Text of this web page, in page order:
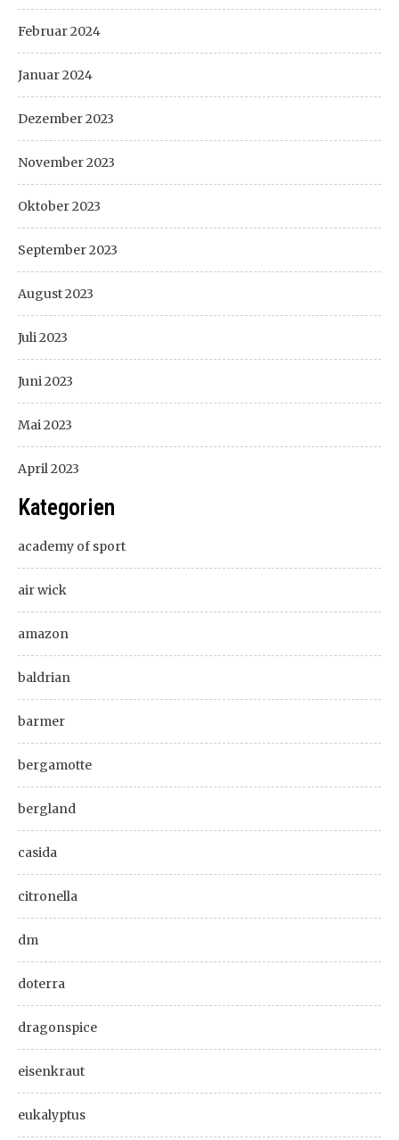
Februar 2024
Januar 2024
Dezember 2023
November 2023
Oktober 2023
September 2023
August 2023
Juli 2023
Juni 2023
Mai 2023
April 2023
Kategorien
academy of sport
air wick
amazon
baldrian
barmer
bergamotte
bergland
casida
citronella
dm
doterra
dragonspice
eisenkraut
eukalyptus